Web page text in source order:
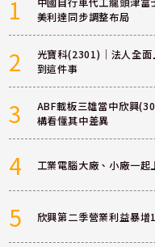
1
美利達同步調整布局
2
光寶科(2301)｜法人全
到這件事
3
ABF載板三雄當中欣興
構看懂其中差異
4 工業電腦大廠、小廠一
5 欣興第二季營業利益暴